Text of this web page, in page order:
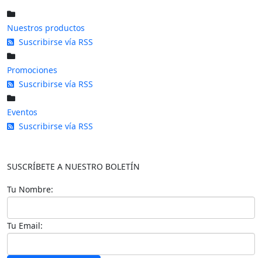
Nuestros productos
Suscribirse vía RSS
Promociones
Suscribirse vía RSS
Eventos
Suscribirse vía RSS
SUSCRÍBETE A NUESTRO BOLETÍN
Tu Nombre:
Tu Email: